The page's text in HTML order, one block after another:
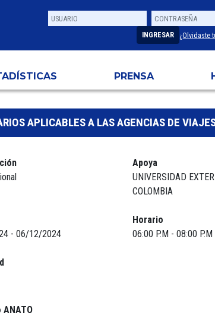
INGRESAR ¿Olvidaste
PRENSA
APLICABLES A LAS AGENCIAS DE
Apoya
UNIVERSIDAD
COLOMBIA
- 06/12/2024
Horario
06:00 P.M - 08:00 P.M